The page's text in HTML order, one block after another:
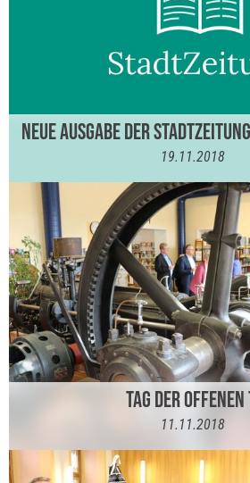
NEUE AUSGABE DER
19.11.2018
TAG DER OFFENEN
11.11.2018